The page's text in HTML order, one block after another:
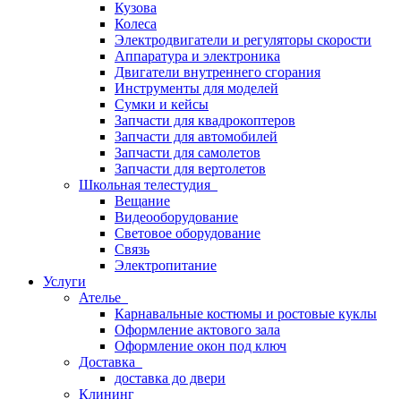
Кузова
Колеса
Электродвигатели и регуляторы скорости
Аппаратура и электроника
Двигатели внутреннего сгорания
Инструменты для моделей
Сумки и кейсы
Запчасти для квадрокоптеров
Запчасти для автомобилей
Запчасти для самолетов
Запчасти для вертолетов
Школьная телестудия
Вещание
Видеооборудование
Световое оборудование
Связь
Электропитание
Услуги
Ателье
Карнавальные костюмы и ростовые куклы
Оформление актового зала
Оформление окон под ключ
Доставка
доставка до двери
Клининг